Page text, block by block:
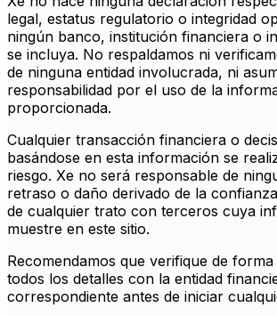
legal, estatus regulatorio o integridad
ningún banco, institución financiera o
se incluya. No respaldamos ni
de ninguna entidad involucrada, ni
responsabilidad por el uso de la
proporcionada.
Cualquier transacción financiera o
basándose en esta información se
riesgo. Xe no será responsable de
retraso o daño derivado de la
de cualquier trato con terceros cuya
muestre en este sitio.
Recomendamos que verifique de
todos los detalles con la entidad
correspondiente antes de iniciar